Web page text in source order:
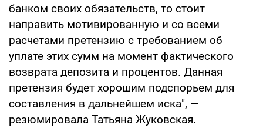
банком своих обязательств, то стоит
направить мотивированную и со всеми
расчетами претензию с требованием об
уплате этих сумм на момент фактического
возврата депозита и процентов. Данная
претензия будет хорошим подспорьем для
составления в дальнейшем иска", —
резюмировала Татьяна Жуковская.